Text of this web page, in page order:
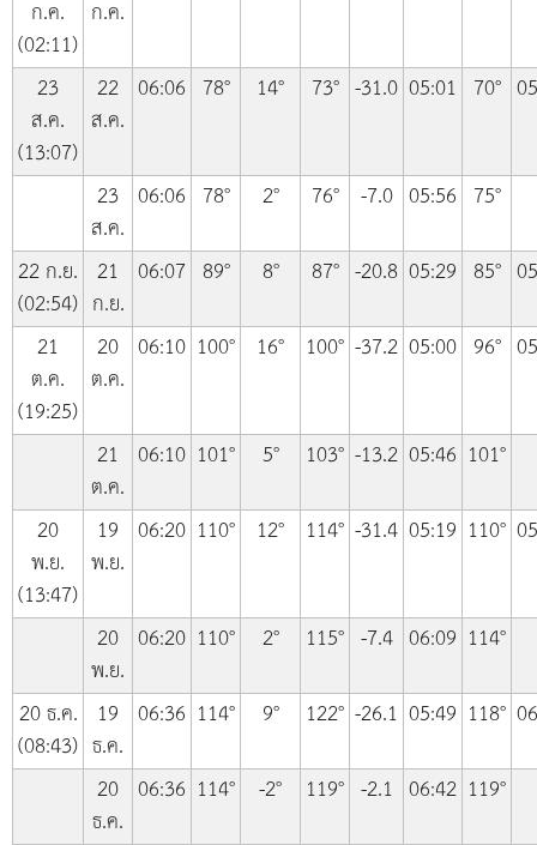
ก.ค.
(02:11)
ก.ค.
23
ส.ค.
(13:07)
22
ส.ค.
06:06 78° 14° 73° -31.0 05:01 70°
23
ส.ค.
06:06 78° 2° 76° -7.0 05:56 75°
22 ก.ย.
(02:54)
21
ก.ย.
06:07 89° 8° 87° -20.8 05:29 85°
21
ต.ค.
(19:25)
20
ต.ค.
06:10 100° 16° 100° -37.2 05:00 96°
21
ต.ค.
06:10 101° 5° 103° -13.2 05:46 101°
20
พ.ย.
(13:47)
19
พ.ย.
06:20 110° 12° 114° -31.4 05:19 110°
20
พ.ย.
06:20 110° 2° 115° -7.4 06:09 114°
20 ธ.ค.
(08:43)
19
ธ.ค.
06:36 114° 9° 122° -26.1 05:49 118°
20
ธ.ค.
06:36 114° -2° 119° -2.1 06:42 119°